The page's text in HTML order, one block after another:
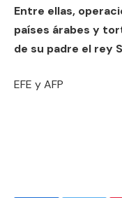
Entre ellas,
países árabes y
de su padre el rey
EFE y AFP